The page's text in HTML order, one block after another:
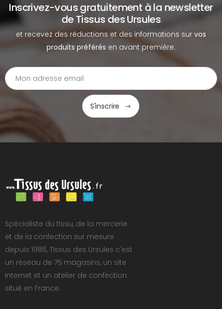
Inscrivez-vous gratuitement à la newsletter
de Tissus des Ursules
et recevez des réductions et des informations sur vos
produits préférés en avant première.
S'inscrire
Spécialiste du tissu, de la mercerie
et de la confection sur mesure
depuis 1986, Tissus des Ursules c'est
un réseau de 75 magasins, un site
Internet et un atelier de confection
situé en France.